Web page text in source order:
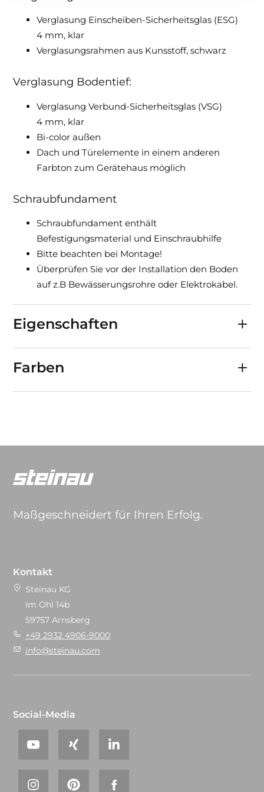
Verglasung Einscheiben-Sicherheitsglas (ESG)
4 mm, klar
Verglasungsrahmen aus Kunsstoff, schwarz
Verglasung Bodentief:
Verglasung Verbund-Sicherheitsglas (VSG)
4 mm, klar
Bi-color außen
Dach und Türelemente in einem anderen
Farbton zum Gerätehaus möglich
Schraubfundament
Schraubfundament enthält
Befestigungsmaterial und Einschraubhilfe
Bitte beachten bei Montage!
Überprüfen Sie vor der Installation den Boden
auf z.B Bewässerungsrohre oder Elektrokabel.
Eigenschaften
Farben
Maßgeschneidert für Ihren Erfolg.
Kontakt
Steinau KG
Im Ohl 14b
59757 Arnsberg
+49 2932 4906-9000
info@steinau.com
Social-Media